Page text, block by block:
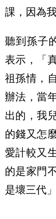
課，因為
聽到孫子
表示，「
祖孫情，
辦法，當
出的，我
的錢又怎
愛計較又
的是家門
是壞三代」